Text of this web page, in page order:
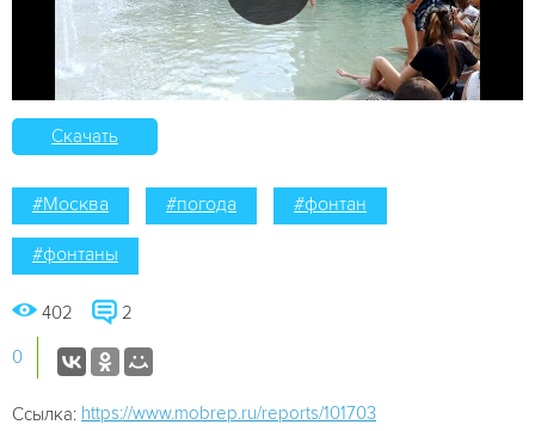
Скачать
#Москва #погода #фонтан
#фонтаны
402 2
0
Ссылка: https://www.mobrep.ru/reports/101703